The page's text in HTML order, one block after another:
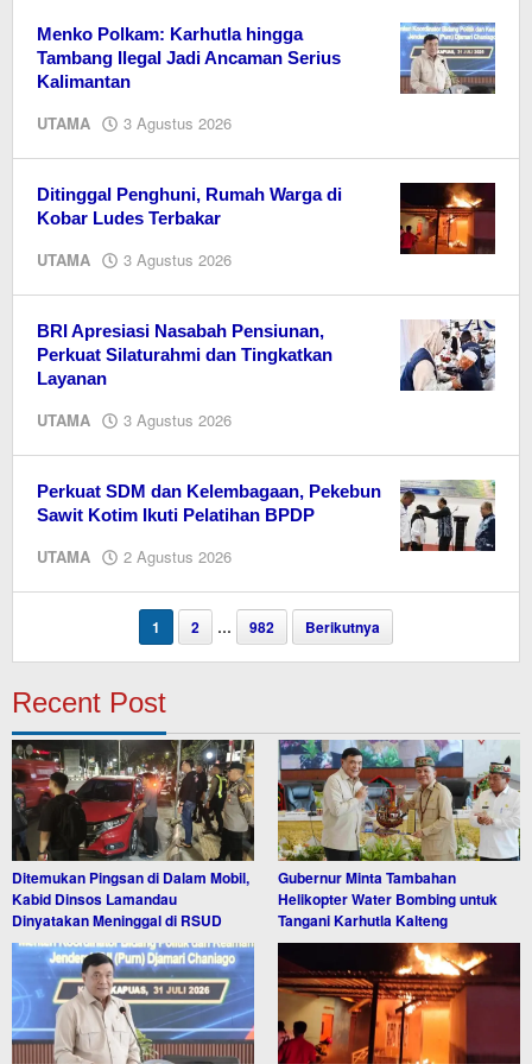
Menko Polkam: Karhutla hingga
Tambang Ilegal Jadi Ancaman Serius
Kalimantan
UTAMA 3 Agustus 2026
Ditinggal Penghuni, Rumah Warga di
Kobar Ludes Terbakar
UTAMA 3 Agustus 2026
BRI Apresiasi Nasabah Pensiunan,
Perkuat Silaturahmi dan Tingkatkan
Layanan
UTAMA 3 Agustus 2026
Perkuat SDM dan Kelembagaan, Pekebun
Sawit Kotim Ikuti Pelatihan BPDP
UTAMA 2 Agustus 2026
1 2 … 982 Berikutnya
Recent Post
Ditemukan Pingsan di Dalam Mobil,
Kabid Dinsos Lamandau
Dinyatakan Meninggal di RSUD
Gubernur Minta Tambahan
Helikopter Water Bombing untuk
Tangani Karhutla Kalteng